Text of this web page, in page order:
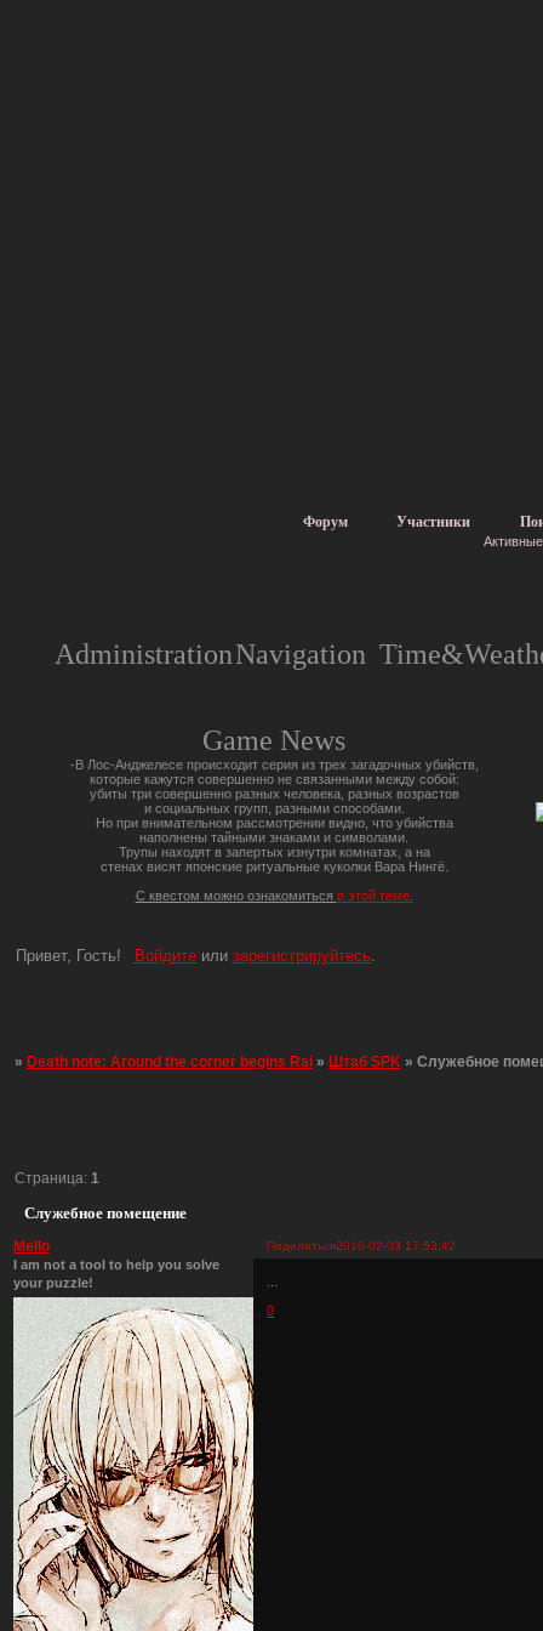
Форум Участники
AdministrationNavigation
Game News
-В Лос-Анджелесе происходит серия из трех загадочных убийств,
которые кажутся совершенно не связанными между собой:
убиты три совершенно разных человека, разных возрастов
и социальных групп, разными способами.
Но при внимательном рассмотрении видно, что убийства
наполнены тайными знаками и символами.
Трупы находят в запертых изнутри комнатах, а на
стенах висят японские ритуальные куколки Вара Нингё.
С квестом можно ознакомиться в этой теме.
Привет, Гость! Войдитеили зарегистрируйтесь.
»Death note: Around the corner begins Rai »Штаб SPK »Служебное
Служебное помещение
Страница: 1
Поделиться2010-02-03 17:53:42
Mello
I am not a tool to help you solve
your puzzle!
0